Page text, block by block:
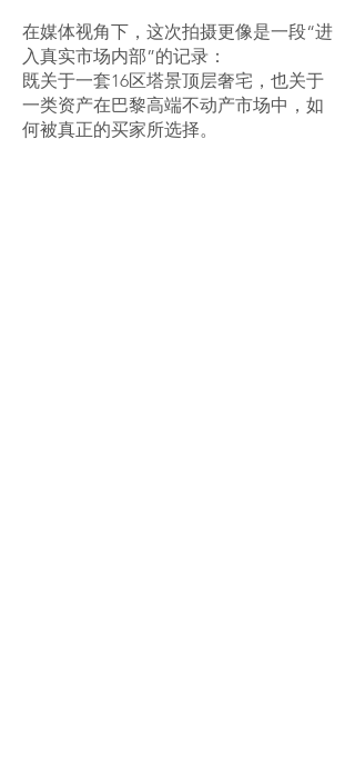
在媒体视角下，这次拍摄更像是一段“进
入真实市场内部”的记录：
既关于一套16区塔景顶层奢宅，也关于
一类资产在巴黎高端不动产市场中，如
何被真正的买家所选择。